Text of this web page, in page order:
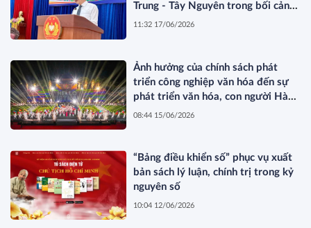
Trung - Tây Nguyên trong bối cảnh
mới
11:32 17/06/2026
Ảnh hưởng của chính sách phát
triển công nghiệp văn hóa đến sự
phát triển văn hóa, con người Hà
Nội trong kỷ nguyên mới
08:44 15/06/2026
“Bảng điều khiển số” phục vụ xuất
bản sách lý luận, chính trị trong kỷ
nguyên số
10:04 12/06/2026